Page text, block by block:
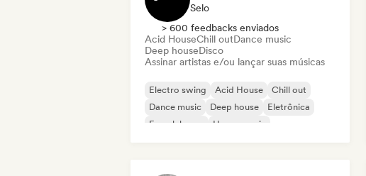
Selo
> 600 feedbacks enviados
Acid HouseChill outDance music
Deep houseDisco
Assinar artistas e/ou lançar suas músicas
Electro swing Acid House
Chill out
Dance music
Deep house
Eletrônica
French house
House music